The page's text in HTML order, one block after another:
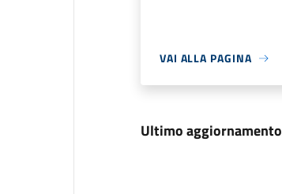
VAI ALLA PAGINA
Ultimo aggiornamento